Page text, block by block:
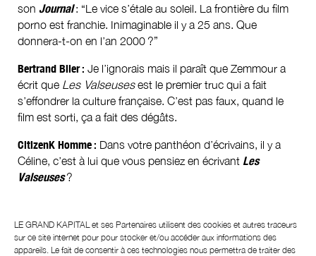
LE GRAND KAPITAL et ses Partenaires utilisent des cookies et autres traceurs
sur ce site internet pour pour stocker et/ou accéder aux informations des
appareils. Le fait de consentir à ces technologies nous permettra de traiter des
son Journal: “Le vice s’étale au soleil. La frontière du film
porno est franchie. Inimaginable il y a 25 ans. Que
donnera-t-on en l’an 2000 ?”
Bertrand Blier : Je l’ignorais mais il paraît que Zemmour a
écrit que Les Valseusesest le premier truc qui a fait
s’effondrer la culture française. C’est pas faux, quand le
film est sorti, ça a fait des dégâts.
CitizenK Homme : Dans votre panthéon d’écrivains, il y a
Céline, c’est à lui que vous pensiez en écrivant Les
Valseuses?
leVoyage. Je l’ai relu en écrivantLes Valseuses, parce
que je voulais me donner un coup de pied dans le cul, me